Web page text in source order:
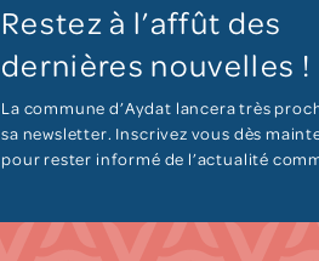
Restez à l’affût des
dernières nouvelles !
La commune d’Aydat lancera très
sa newsletter. Inscrivez vous dès
pour rester informé de l’actualité